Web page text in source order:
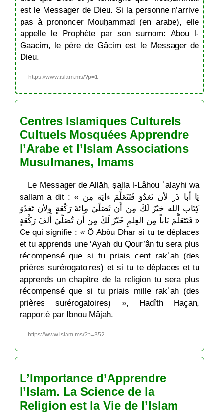
est le Messager de Dieu. Si la personne n’arrive
pas à prononcer Mouḥammad (en arabe), elle
appelle le Prophète par son surnom: Abou l-
Gaacim, le père de Gâcim est le Messager de
Dieu.
https://www.islam.ms/?p=1
Centres Islamiques Culturels
Cultuels Mosquées Apprendre
l’Arabe et l’Islam Associations
Musulmanes, Imams
Le Messager de Allāh, ṣalla l-Lâhou ʿalayhi wa
sallam a dit : « يَا أبا ذَر لأن تَغدُوَ فَتَتَعَلَّمَ ءايَة مِن
كِتَاب الله خَيْرٌ لَكَ مِن أَن تُصَلّيَ مِائةَ رَكْعَةٍ ولأن تَغدُوَ
فَتَتَعَلَّمَ بَاباً مِن العِلمِ خَيْرٌ لَكَ مِن أَن تُصَلّيَ أَلفَ رَكْعَةٍ »
Ce qui signifie : « Ô Abôu Dhar si tu te déplaces
et tu apprends une ‘Ayah du Qour’ân tu sera plus
récompensé que si tu priais cent rakʿah (des
prières surérogatoires) et si tu te déplaces et tu
apprends un chapitre de la religion tu sera plus
récompensé que si tu priais mille rakʿah (des
prières surérogatoires) », Hadîth Haçan,
rapporté par Ibnou Mâjah.
https://www.islam.ms/?p=352
L’Importance d’Apprendre
l’Islam. La Science de la
Religion est la Vie de l’Islam